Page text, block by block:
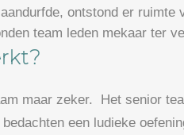
ontstond er ruimte
team leden mekaar ter
maar zeker. Het senior
een ludieke